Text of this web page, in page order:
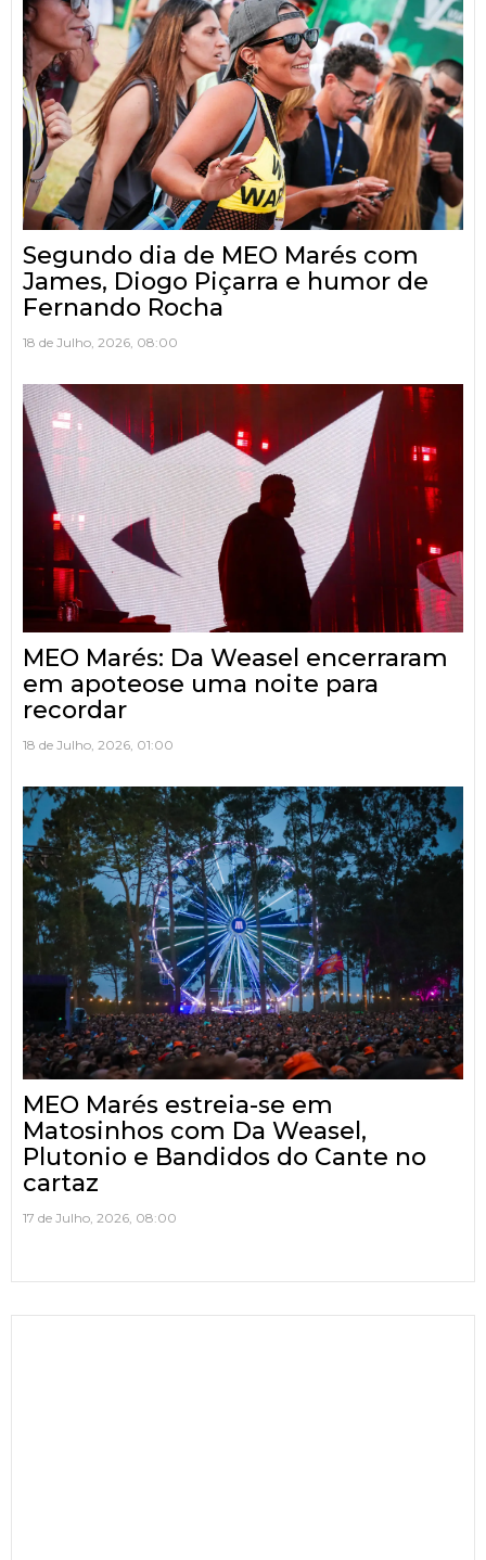
Segundo dia de MEO Marés com
James, Diogo Piçarra e humor de
Fernando Rocha
18 de Julho, 2026, 08:00
MEO Marés: Da Weasel encerraram
em apoteose uma noite para
recordar
18 de Julho, 2026, 01:00
MEO Marés estreia-se em
Matosinhos com Da Weasel,
Plutonio e Bandidos do Cante no
cartaz
17 de Julho, 2026, 08:00